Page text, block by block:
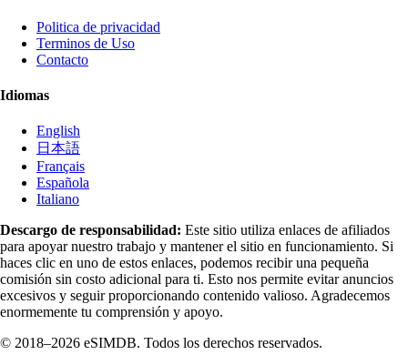
Politica de privacidad
Terminos de Uso
Contacto
Idiomas
English
日本語
Français
Española
Italiano
Descargo de responsabilidad: Este sitio utiliza enlaces de afiliados
para apoyar nuestro trabajo y mantener el sitio en funcionamiento. Si
haces clic en uno de estos enlaces, podemos recibir una pequeña
comisión sin costo adicional para ti. Esto nos permite evitar anuncios
excesivos y seguir proporcionando contenido valioso. Agradecemos
enormemente tu comprensión y apoyo.
© 2018–2026 eSIMDB. Todos los derechos reservados.